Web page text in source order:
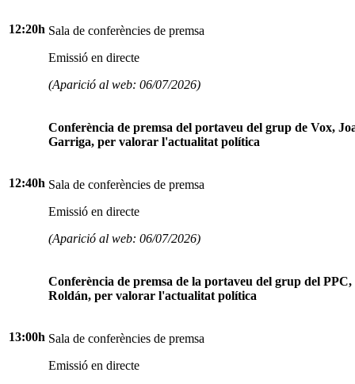
12:20h Sala de conferències de premsa
Emissió en directe
(Aparició al web: 06/07/2026)
12:40h
Conferència de premsa del portaveu del grup de Vox,
Garriga, per valorar l'actualitat política
Sala de conferències de premsa
Emissió en directe
(Aparició al web: 06/07/2026)
13:00h
Conferència de premsa de la portaveu del grup del
Roldán, per valorar l'actualitat política
Sala de conferències de premsa
Emissió en directe